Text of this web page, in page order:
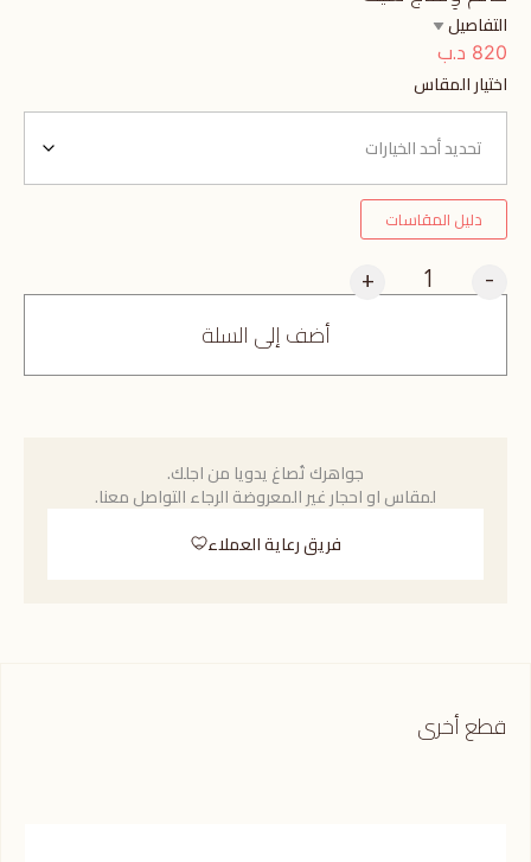
التفاصيل
820 د.ب
اختيار المقاس
دليل المقاسات
-
+
أضف إلى السلة
جواهرك تُصاغ يدويا من اجلك.
لمقاس او احجار غير المعروضة الرجاء التواصل معنا.
فريق رعاية العملاء
قطع أخرى